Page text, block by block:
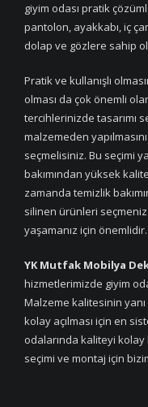
giyim odası pratik
pantolon, ayakkabı, iç
dolap ve gözlere sahip
Pratik ve kullanışlı
olması da çok önemli
tercihlerinizde tasarımı
malzemeden
seçmelisiniz. Bu seçimi
bakımından yüksek
zamanda temizlik
silinen ürünleri
yaşamanız için önemlidir.
YK Mutfak Mobilya
hizmetlerimizde giyim
Malzeme kalitesinin
kolay açılması için en
odalarında kaliteyi
seçimi ve montaj için